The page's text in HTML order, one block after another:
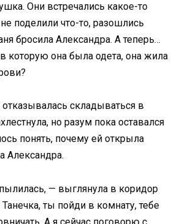
Они встречались какое-то
поделили что-то, разошлись
бросила Александра. А теперь…
которую она была одета, она жила
отказывалась складываться в
но разум пока оставался
понять, почему ей открыла
— выглянула в коридор
ты пойди в комнату, тебе
А я сейчас поговорю с